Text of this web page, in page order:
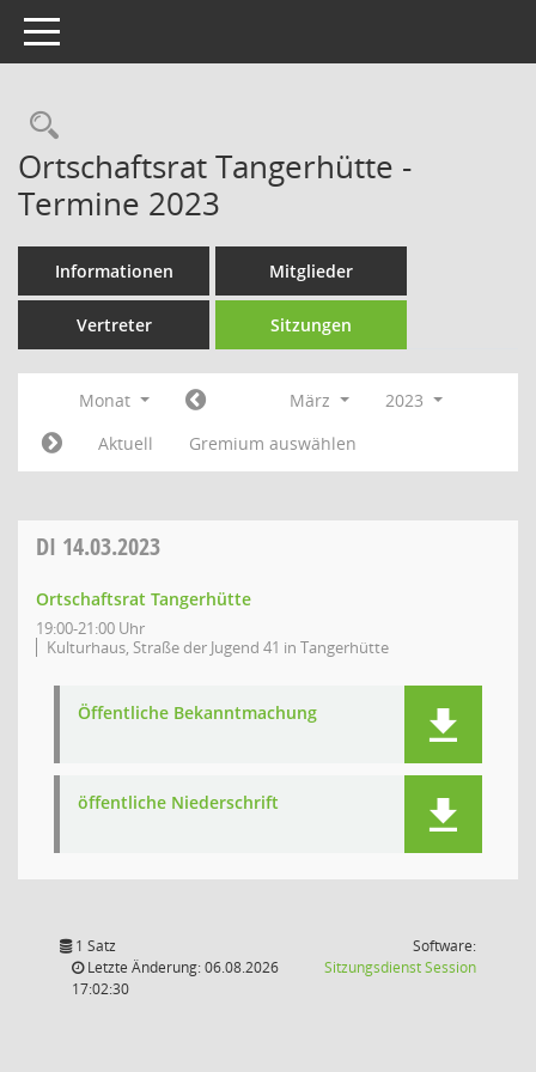
Toggle navigation
Rechercheauswahl
Ortschaftsrat Tangerhütte -
Termine 2023
Informationen Mitglieder
Vertreter Sitzungen
Monat März
2023
Aktuell
Gremium auswählen
DI 14.03.2023
Ortschaftsrat Tangerhütte
19:00-21:00 Uhr
Kulturhaus, Straße der Jugend 41 in Tangerhütte
Öffentliche Bekanntmachung
öffentliche Niederschrift
1 Satz
Letzte Änderung: 06.08.2026
17:02:30
Software:
SitzungsdienstSession(Wird in